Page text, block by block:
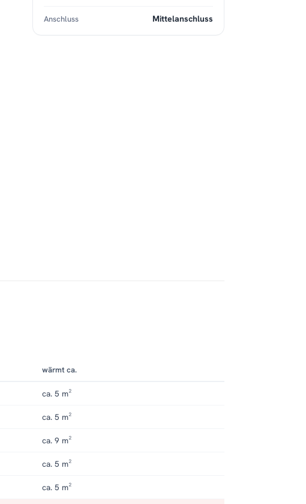
Anschluss Mittelanschluss
wärmt ca.
ca. 5 m²
ca. 5 m²
ca. 9 m²
ca. 5 m²
ca. 5 m²